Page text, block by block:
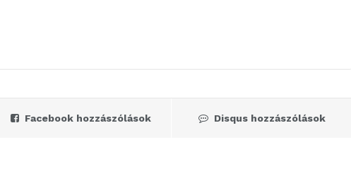
Facebook hozzászólások Disqus hozzászólások